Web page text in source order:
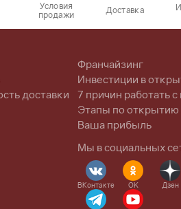
Условия
продажи Доставка
доставки
Франчайзинг
Инвестиции в
7 причин работать с
Этапы по открытию
Ваша прибыль
Мы в социальных
ВКонтакте OK Дзен